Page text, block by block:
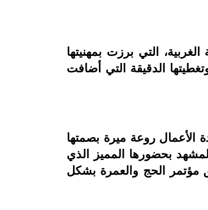
التي برزت بمهنيتها
الدقيقة التي أضافت
الأعمال روعة ميرة بصمتها
بحضورها المميز الذي
مؤتمر الحج والعمرة بشكل